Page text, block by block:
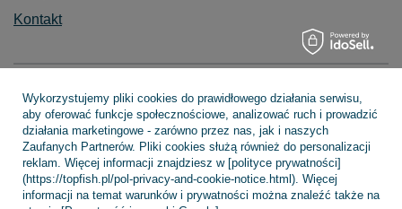
Kontakt
Konto
Regulaminy
Wykorzystujemy pliki cookies do prawidłowego działania serwisu,
aby oferować funkcje społecznościowe, analizować ruch i prowadzić
działania marketingowe - zarówno przez nas, jak i naszych
Zaufanych Partnerów. Pliki cookies służą również do personalizacji
reklam. Więcej informacji znajdziesz w [polityce prywatności]
(https://topfish.pl/pol-privacy-and-cookie-notice.html). Więcej
informacji na temat warunków i prywatności można znaleźć także na